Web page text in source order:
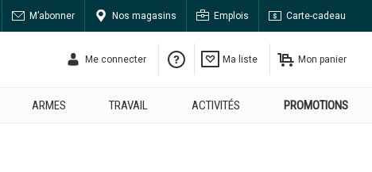
M’abonner Nos magasins Emplois Carte-cadeau
Me connecter Ma liste Mon panier
ARMES TRAVAIL ACTIVITÉS PROMOTIONS